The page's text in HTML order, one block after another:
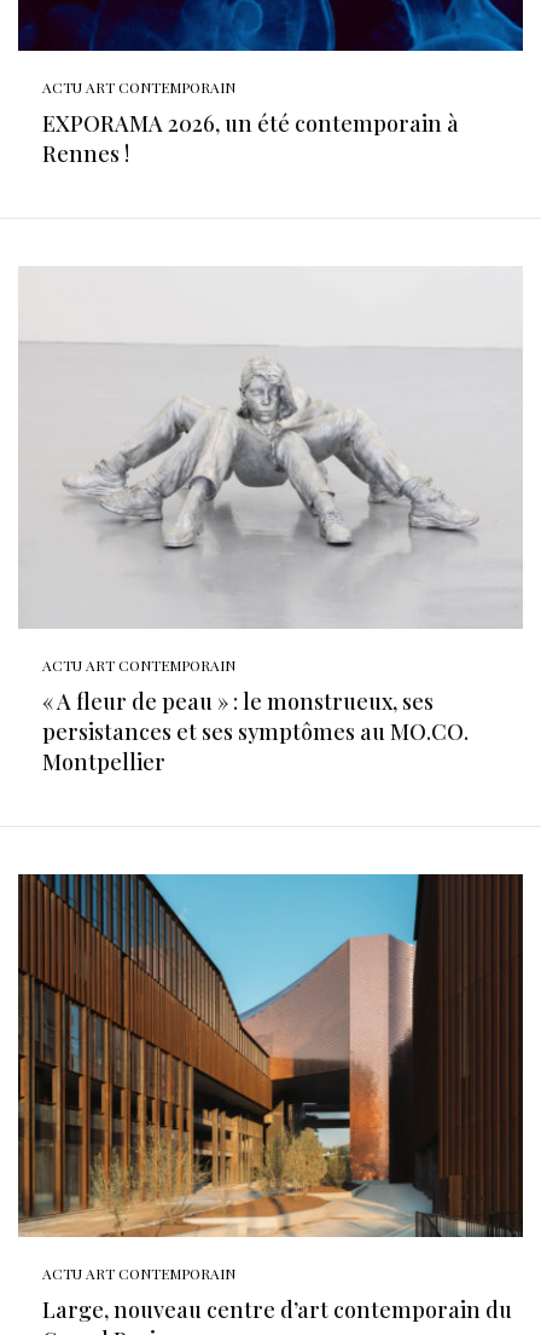
ACTU ART CONTEMPORAIN
EXPORAMA 2026, un été contemporain à
Rennes !
ACTU ART CONTEMPORAIN
« A fleur de peau » : le monstrueux, ses
persistances et ses symptômes au MO.CO.
Montpellier
ACTU ART CONTEMPORAIN
Large, nouveau centre d’art contemporain du